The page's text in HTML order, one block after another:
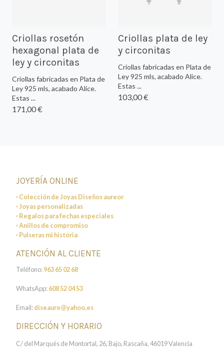
Criollas rosetón
hexagonal plata de
ley y circonitas
Criollas fabricadas en Plata de
Ley 925 mls, acabado Alice.
Estas ...
171,00 €
Criollas plata de ley
y circonitas
Criollas fabricadas en Plata de
Ley 925 mls, acabado Alice.
Estas ...
103,00 €
JOYERÍA ONLINE
· Colección de Joyas Diseños aureor
· Joyas personalizadas
· Regalos para fechas especiales
· Anillos de compromiso
· Pulseras mi historia
ATENCIÓN AL CLIENTE
Teléfono:963 65 02 68
WhatsApp:608 52 04 53
Email:diseaure@yahoo.es
DIRECCIÓN Y HORARIO
C/ del Marqués de Montortal, 26, Bajo, Rascaña, 46019 Valencia